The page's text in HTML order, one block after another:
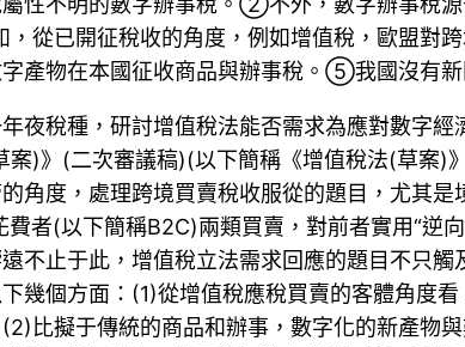
從已開征稅收的角度，例如增值稅，歐盟對
產物在本國征收商品與辦事稅。⑤我國沒有
夜稅種，研討增值稅法能否需求為應對數字
案)》(二次審議稿)(以下簡稱《增值稅法(草案
角度，處理跨境買賣稅收服從的題目，尤其
費者(以下簡稱B2C)兩類買賣，對前者實用“
不止于此，增值稅立法需求回應的題目不只
幾個方面：(1)從增值稅應稅買賣的客體角度
比擬于傳統的商品和辦事，數字化的新產物